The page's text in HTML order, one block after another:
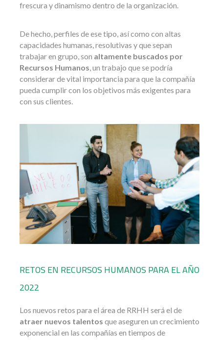
frescura y dinamismo dentro de la organización.
De hecho, perfiles de ese tipo, así como con altas
capacidades humanas, resolutivas y que sepan
trabajar en grupo, son altamente buscados por
Recursos Humanos, un trabajo que se podría
considerar de vital importancia para que la compañía
pueda cumplir con los objetivos más exigentes para
con sus clientes.
RETOS EN RECURSOS HUMANOS PARA EL AÑO
2022
Los nuevos retos para el área de RRHH será el de
atraer nuevos talentos que aseguren un crecimiento
exponencial en las compañías en tiempos de